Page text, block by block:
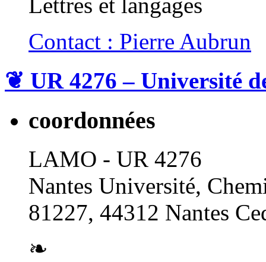
Contact : Pierre Aubrun
❦ UR 4276 – Université
coordonnées
LAMO - UR 4276
Nantes Université,
81227, 44312 Nantes
❧